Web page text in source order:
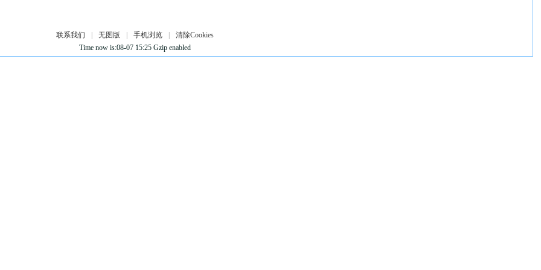
联系我们 无图版 手机浏览
清除Cookies
Time now is:08-07 15:25 Gzip enabled